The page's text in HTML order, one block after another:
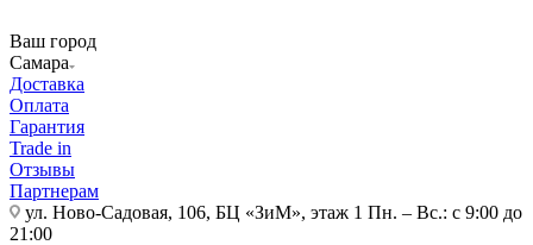
Ваш город
Самара
Доставка
Оплата
Гарантия
Trade in
Отзывы
Партнерам
ул. Ново-Садовая, 106, БЦ «ЗиМ», этаж 1 Пн. – Вс.: с 9:00 до
21:00